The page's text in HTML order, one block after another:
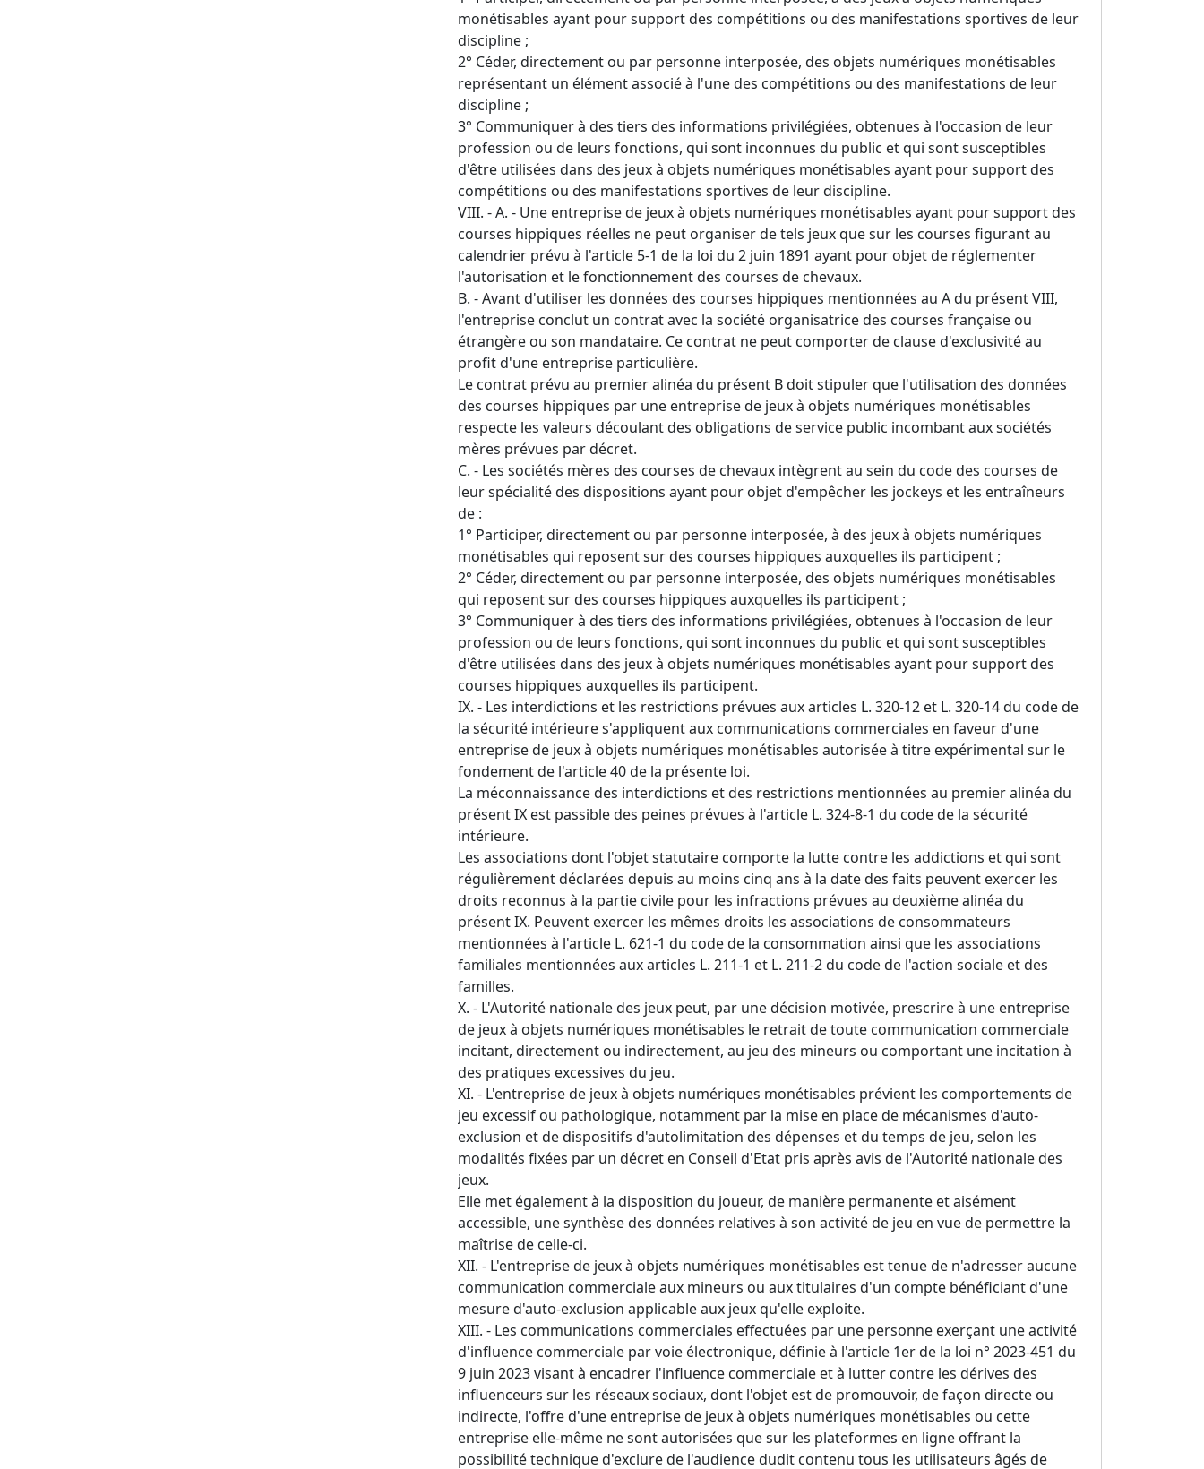
monétisables ayant pour support des compétitions ou des manifestations sportives de leur
discipline ;
2° Céder, directement ou par personne interposée, des objets numériques monétisables
représentant un élément associé à l'une des compétitions ou des manifestations de leur
discipline ;
3° Communiquer à des tiers des informations privilégiées, obtenues à l'occasion de leur
profession ou de leurs fonctions, qui sont inconnues du public et qui sont susceptibles
d'être utilisées dans des jeux à objets numériques monétisables ayant pour support des
compétitions ou des manifestations sportives de leur discipline.
VIII. - A. - Une entreprise de jeux à objets numériques monétisables ayant pour support des
courses hippiques réelles ne peut organiser de tels jeux que sur les courses figurant au
calendrier prévu à l'article 5-1 de la loi du 2 juin 1891 ayant pour objet de réglementer
l'autorisation et le fonctionnement des courses de chevaux.
B. - Avant d'utiliser les données des courses hippiques mentionnées au A du présent VIII,
l'entreprise conclut un contrat avec la société organisatrice des courses française ou
étrangère ou son mandataire. Ce contrat ne peut comporter de clause d'exclusivité au
profit d'une entreprise particulière.
Le contrat prévu au premier alinéa du présent B doit stipuler que l'utilisation des données
des courses hippiques par une entreprise de jeux à objets numériques monétisables
respecte les valeurs découlant des obligations de service public incombant aux sociétés
mères prévues par décret.
C. - Les sociétés mères des courses de chevaux intègrent au sein du code des courses de
leur spécialité des dispositions ayant pour objet d'empêcher les jockeys et les entraîneurs
de :
1° Participer, directement ou par personne interposée, à des jeux à objets numériques
monétisables qui reposent sur des courses hippiques auxquelles ils participent ;
2° Céder, directement ou par personne interposée, des objets numériques monétisables
qui reposent sur des courses hippiques auxquelles ils participent ;
3° Communiquer à des tiers des informations privilégiées, obtenues à l'occasion de leur
profession ou de leurs fonctions, qui sont inconnues du public et qui sont susceptibles
d'être utilisées dans des jeux à objets numériques monétisables ayant pour support des
courses hippiques auxquelles ils participent.
IX. - Les interdictions et les restrictions prévues aux articles L. 320-12 et L. 320-14 du code de
la sécurité intérieure s'appliquent aux communications commerciales en faveur d'une
entreprise de jeux à objets numériques monétisables autorisée à titre expérimental sur le
fondement de l'article 40 de la présente loi.
La méconnaissance des interdictions et des restrictions mentionnées au premier alinéa du
présent IX est passible des peines prévues à l'article L. 324-8-1 du code de la sécurité
intérieure.
Les associations dont l'objet statutaire comporte la lutte contre les addictions et qui sont
régulièrement déclarées depuis au moins cinq ans à la date des faits peuvent exercer les
droits reconnus à la partie civile pour les infractions prévues au deuxième alinéa du
présent IX. Peuvent exercer les mêmes droits les associations de consommateurs
mentionnées à l'article L. 621-1 du code de la consommation ainsi que les associations
familiales mentionnées aux articles L. 211-1 et L. 211-2 du code de l'action sociale et des
familles.
X. - L'Autorité nationale des jeux peut, par une décision motivée, prescrire à une entreprise
de jeux à objets numériques monétisables le retrait de toute communication commerciale
incitant, directement ou indirectement, au jeu des mineurs ou comportant une incitation à
des pratiques excessives du jeu.
XI. - L'entreprise de jeux à objets numériques monétisables prévient les comportements de
jeu excessif ou pathologique, notamment par la mise en place de mécanismes d'auto-
exclusion et de dispositifs d'autolimitation des dépenses et du temps de jeu, selon les
modalités fixées par un décret en Conseil d'Etat pris après avis de l'Autorité nationale des
jeux.
Elle met également à la disposition du joueur, de manière permanente et aisément
accessible, une synthèse des données relatives à son activité de jeu en vue de permettre la
maîtrise de celle-ci.
XII. - L'entreprise de jeux à objets numériques monétisables est tenue de n'adresser aucune
communication commerciale aux mineurs ou aux titulaires d'un compte bénéficiant d'une
mesure d'auto-exclusion applicable aux jeux qu'elle exploite.
XIII. - Les communications commerciales effectuées par une personne exerçant une activité
d'influence commerciale par voie électronique, définie à l'article 1er de la loi n° 2023-451 du
9 juin 2023 visant à encadrer l'influence commerciale et à lutter contre les dérives des
influenceurs sur les réseaux sociaux, dont l'objet est de promouvoir, de façon directe ou
indirecte, l'offre d'une entreprise de jeux à objets numériques monétisables ou cette
entreprise elle-même ne sont autorisées que sur les plateformes en ligne offrant la
possibilité technique d'exclure de l'audience dudit contenu tous les utilisateurs âgés de